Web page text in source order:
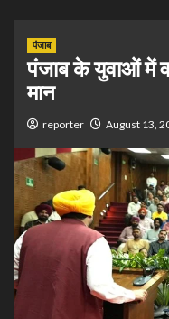
पंजाब
पंजाब के युवाओं में
मान
reporter August 13,